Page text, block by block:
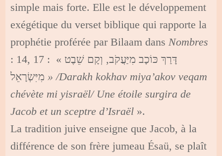
simple mais forte. Elle est le développement
exégétique du verset biblique qui rapporte la
prophétie proférée par Bilaam dans Nombres
: 14, 17 : « דָּרַךְ כּוֹכָב מִיַּעֲקֹב, וְקָם שֵׁבֶט
» /Darakh kokhav miya’akov veqam
chévète mi yisraël/ Une étoile surgira de
Jacob et un sceptre d’Israël ».
La tradition juive enseigne que Jacob, à la
différence de son frère jumeau Ésaü, se plaît